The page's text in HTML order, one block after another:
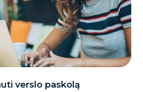
verslo paskolą